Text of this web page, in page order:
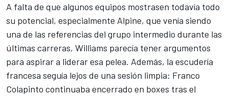
A falta de que algunos equipos mostrasen todavía todo
su potencial, especialmente Alpine, que venía siendo
una de las referencias del grupo intermedio durante las
últimas carreras, Williams parecía tener argumentos
para aspirar a liderar esa pelea. Además, la escudería
francesa seguía lejos de una sesión limpia: Franco
Colapinto continuaba encerrado en boxes tras el